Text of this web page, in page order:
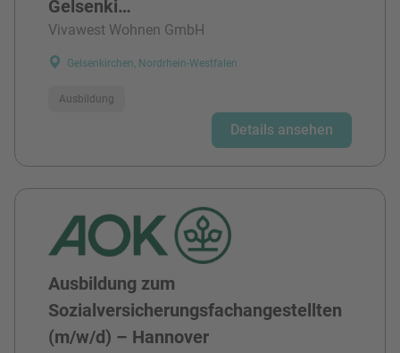
Gelsenki…
Vivawest Wohnen GmbH
Gelsenkirchen, Nordrhein-Westfalen
Ausbildung
Details ansehen
Ausbildung zum
Sozialversicherungsfachangestellten
(m/w/d) – Hannover